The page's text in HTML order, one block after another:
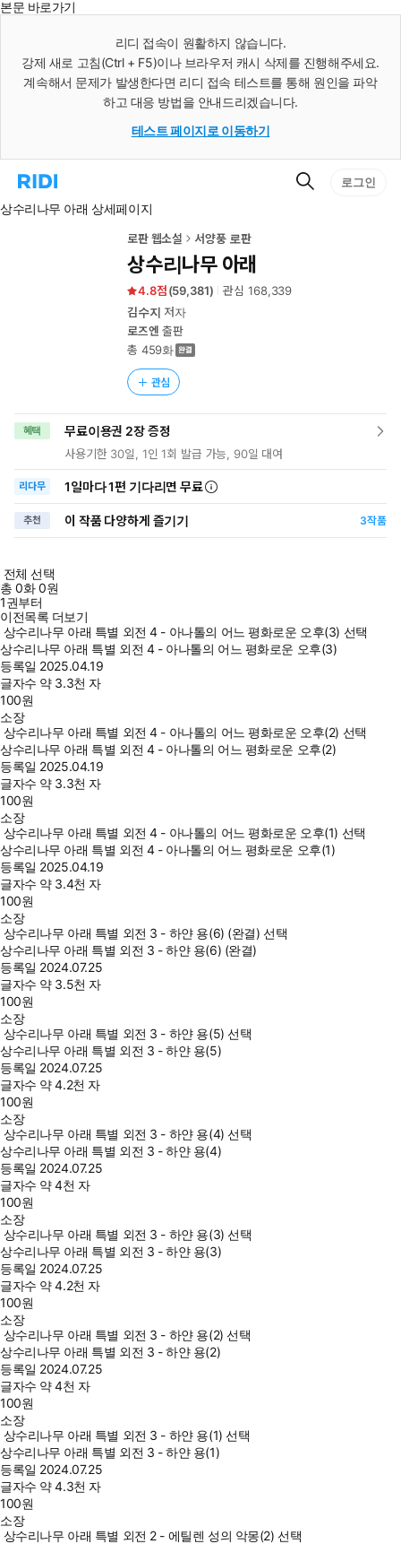
본문 바로가기
리디 접속이 원활하지 않습니다.
강제 새로 고침(Ctrl + F5)이나 브라우저 캐시 삭제를 진행해주세요.
계속해서 문제가 발생한다면 리디 접속 테스트를 통해 원인을 파악
하고 대응 방법을 안내드리겠습니다.
테스트 페이지로 이동하기
리
홈
검
로그인
상수리나무 아래 상세페이지
로판 웹소설 서양풍 로판
상수리나무 아래
4.8 (59,381) 관심168,339
김수지 저자
로즈엔 출판
총 459화
관심
혜택 무료이용권 2장 증정
사용기한 30일, 1인 1회 발급 가능, 90일 대여
리다무 1일마다1편 기다리면 무료
추천 이 작품 다양하게 즐기기 3작품
전체 선택
총0화0원
1권부터
이전목록 더보기
상수리나무 아래 특별 외전 4 - 아나톨의 어느 평화로운 오후(3) 선택
상수리나무 아래 특별 외전 4 - 아나톨의 어느 평화로운 오후(3)
등록일 2025.04.19
글자수 약 3.3천 자
100원
소장
상수리나무 아래 특별 외전 4 - 아나톨의 어느 평화로운 오후(2) 선택
상수리나무 아래 특별 외전 4 - 아나톨의 어느 평화로운 오후(2)
등록일 2025.04.19
글자수 약 3.3천 자
100원
소장
상수리나무 아래 특별 외전 4 - 아나톨의 어느 평화로운 오후(1) 선택
상수리나무 아래 특별 외전 4 - 아나톨의 어느 평화로운 오후(1)
등록일 2025.04.19
글자수 약 3.4천 자
100원
소장
상수리나무 아래 특별 외전 3 - 하얀 용(6) (완결) 선택
상수리나무 아래 특별 외전 3 - 하얀 용(6) (완결)
등록일 2024.07.25
글자수 약 3.5천 자
100원
소장
상수리나무 아래 특별 외전 3 - 하얀 용(5) 선택
상수리나무 아래 특별 외전 3 - 하얀 용(5)
등록일 2024.07.25
글자수 약 4.2천 자
100원
소장
상수리나무 아래 특별 외전 3 - 하얀 용(4) 선택
상수리나무 아래 특별 외전 3 - 하얀 용(4)
등록일 2024.07.25
글자수 약 4천 자
100원
소장
상수리나무 아래 특별 외전 3 - 하얀 용(3) 선택
상수리나무 아래 특별 외전 3 - 하얀 용(3)
등록일 2024.07.25
글자수 약 4.2천 자
100원
소장
상수리나무 아래 특별 외전 3 - 하얀 용(2) 선택
상수리나무 아래 특별 외전 3 - 하얀 용(2)
등록일 2024.07.25
글자수 약 4천 자
100원
소장
상수리나무 아래 특별 외전 3 - 하얀 용(1) 선택
상수리나무 아래 특별 외전 3 - 하얀 용(1)
등록일 2024.07.25
글자수 약 4.3천 자
100원
소장
상수리나무 아래 특별 외전 2 - 에틸렌 성의 악몽(2) 선택